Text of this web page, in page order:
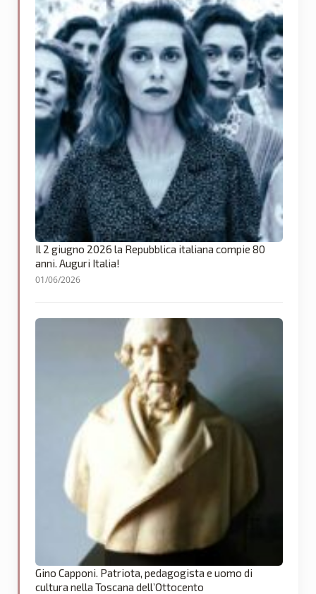
Il 2 giugno 2026 la Repubblica italiana compie 80
anni. Auguri Italia!
01/06/2026
Gino Capponi. Patriota, pedagogista e uomo di
cultura nella Toscana dell’Ottocento